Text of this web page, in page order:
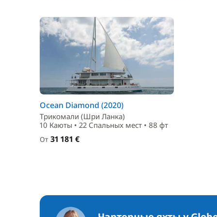
Ocean Diamond (2020)
Трикомали (Шри Ланка)
10 Каюты • 22 Спальныx мест • 88 фт
От 31 181 €